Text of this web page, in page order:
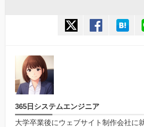
twitter facebook
365日システムエンジニア
大学卒業後にウェブサイト制作会社に